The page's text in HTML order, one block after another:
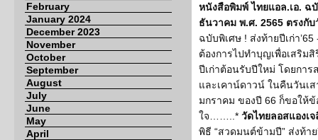
February
January 2024
December 2023
November
October
September
August
July
June
May
April
หนังสือพิมพ์ ไทยแอล.เอ. ฉ
ธันวาคม พ.ศ. 2565 ตรงกั
ฉบับพิเศษ ! ส่งท้ายปีเก่า
ต้องการไปทำบุญเพื่อเสริม
ปีเก่าต้อนรับปีใหม่ โดยกา
และเคาน์ดาวน์ ในคืนวันเ
มกราคม ของปี 66 ก็ขอให้
ใจ……..* วัดไทยลอสแองเ
พิธี “สวดมนต์ข้ามปี” ส่งท้า